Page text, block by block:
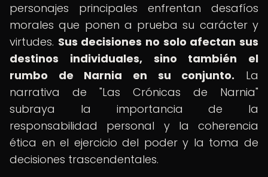
personajes principales enfrentan desafíos
morales que ponen a prueba su carácter y
virtudes. Sus decisiones no solo afectan sus
destinos individuales, sino también el
rumbo de Narnia en su conjunto. La
narrativa de "Las Crónicas de Narnia"
subraya la importancia de la
responsabilidad personal y la coherencia
ética en el ejercicio del poder y la toma de
decisiones trascendentales.